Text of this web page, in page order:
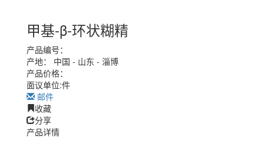
甲基-β-环状糊精
产品编号：
产地：
中国 - 山东 - 淄博
产品价格：
面议单位:件
邮件
收藏
分享
产品详情